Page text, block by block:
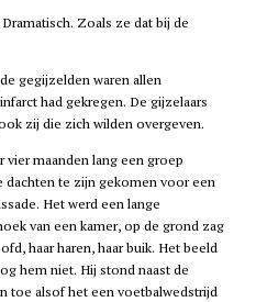
Zoals ze dat bij de
gegijzelden waren allen
had gekregen. De gijzelaars
zij die zich wilden overgeven.
vier maanden lang een groep
dachten te zijn gekomen voor een
Het werd een lange
van een kamer, op de grond zag
haar haren, haar buik. Het beeld
hem niet. Hij stond naast de
toe alsof het een voetbalwedstrijd